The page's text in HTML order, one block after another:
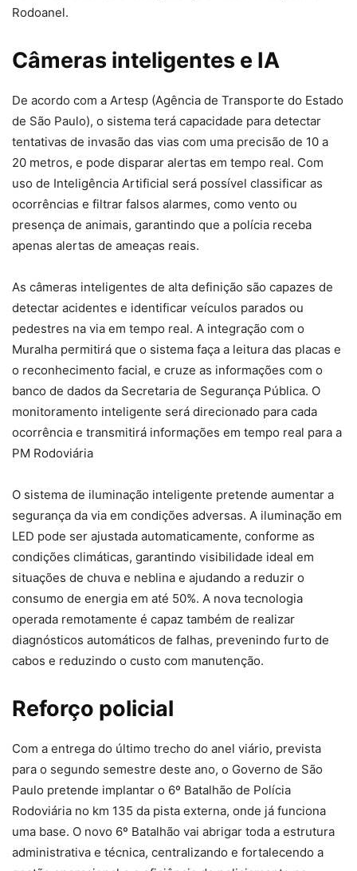
Rodoanel.
Câmeras inteligentes e IA
De acordo com a Artesp (Agência de Transporte do Estado
de São Paulo), o sistema terá capacidade para detectar
tentativas de invasão das vias com uma precisão de 10 a
20 metros, e pode disparar alertas em tempo real. Com
uso de Inteligência Artificial será possível classificar as
ocorrências e filtrar falsos alarmes, como vento ou
presença de animais, garantindo que a polícia receba
apenas alertas de ameaças reais.
As câmeras inteligentes de alta definição são capazes de
detectar acidentes e identificar veículos parados ou
pedestres na via em tempo real. A integração com o
Muralha permitirá que o sistema faça a leitura das placas e
o reconhecimento facial, e cruze as informações com o
banco de dados da Secretaria de Segurança Pública. O
monitoramento inteligente será direcionado para cada
ocorrência e transmitirá informações em tempo real para a
PM Rodoviária
O sistema de iluminação inteligente pretende aumentar a
segurança da via em condições adversas. A iluminação em
LED pode ser ajustada automaticamente, conforme as
condições climáticas, garantindo visibilidade ideal em
situações de chuva e neblina e ajudando a reduzir o
consumo de energia em até 50%. A nova tecnologia
operada remotamente é capaz também de realizar
diagnósticos automáticos de falhas, prevenindo furto de
cabos e reduzindo o custo com manutenção.
Reforço policial
Com a entrega do último trecho do anel viário, prevista
para o segundo semestre deste ano, o Governo de São
Paulo pretende implantar o 6º Batalhão de Polícia
Rodoviária no km 135 da pista externa, onde já funciona
uma base. O novo 6º Batalhão vai abrigar toda a estrutura
administrativa e técnica, centralizando e fortalecendo a